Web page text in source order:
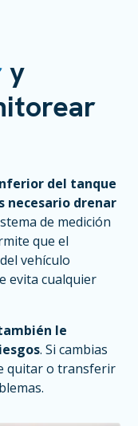
y
del tanque
necesario drenar
de medición
que el
vehículo
evita cualquier
le
. Si cambias
quitar o transferir